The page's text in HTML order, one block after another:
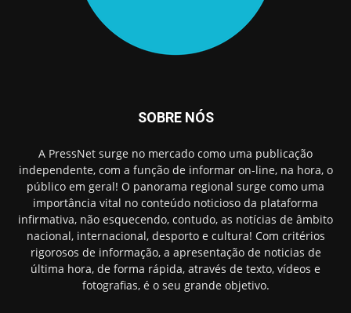
SOBRE NÓS
A PressNet surge no mercado como uma publicação
independente, com a função de informar on-line, na hora, o
público em geral! O panorama regional surge como uma
importância vital no conteúdo noticioso da plataforma
infirmativa, não esquecendo, contudo, as notícias de âmbito
nacional, internacional, desporto e cultura! Com critérios
rigorosos de informação, a apresentação de noticias de
última hora, de forma rápida, através de texto, vídeos e
fotografias, é o seu grande objetivo.